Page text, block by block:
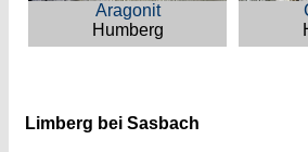
Aragonit
Humberg
Limberg bei Sasbach